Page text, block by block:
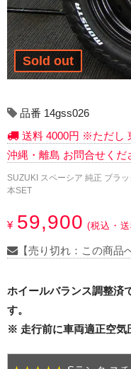
19インチ：冬タイヤ
20インチ：冬タイヤ
13インチ：夏タイヤ
14インチ：夏タイヤ
15インチ：夏タイヤ
17インチ：夏タイヤ
18インチ：夏タイヤ
Sold out
品番 14gss026
送料 4000円 ※ただし
沖縄・離島 お問合せくだ
SUZUKI スペーシア 純正 ブラ
本SET
¥ 59,900 (税込・
【売り切れ：この商品
ホイールバランス調整済
す。
※ 走行前に車両適正空気